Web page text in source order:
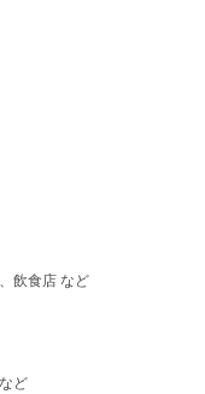
飲食店 など
ど